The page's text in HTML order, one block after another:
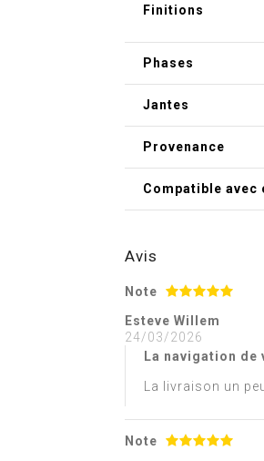
Finitions
Phases
Jantes
Provenance
Compatible avec
Avis
Note
Esteve Willem
24/03/2026
La navigation
La livraison un
Note